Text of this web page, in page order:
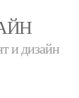
и дизайн